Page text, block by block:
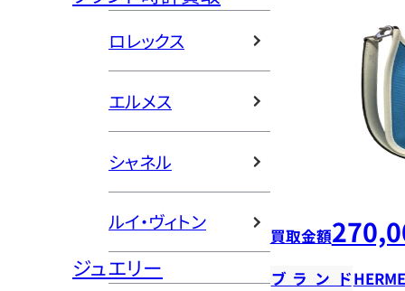
ロレックス
エルメス
シャネル
ルイ・ヴィトン
ジュエリー
買取金額
ブランド